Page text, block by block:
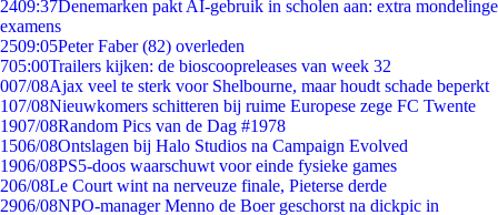
2409:37Denemarken pakt AI-gebruik in scholen aan: extra mondelinge
examens
2509:05Peter Faber (82) overleden
705:00Trailers kijken: de bioscoopreleases van week 32
007/08Ajax veel te sterk voor Shelbourne, maar houdt schade beperkt
107/08Nieuwkomers schitteren bij ruime Europese zege FC Twente
1907/08Random Pics van de Dag #1978
1506/08Ontslagen bij Halo Studios na Campaign Evolved
1906/08PS5-doos waarschuwt voor einde fysieke games
206/08Le Court wint na nerveuze finale, Pieterse derde
2906/08NPO-manager Menno de Boer geschorst na dickpic in